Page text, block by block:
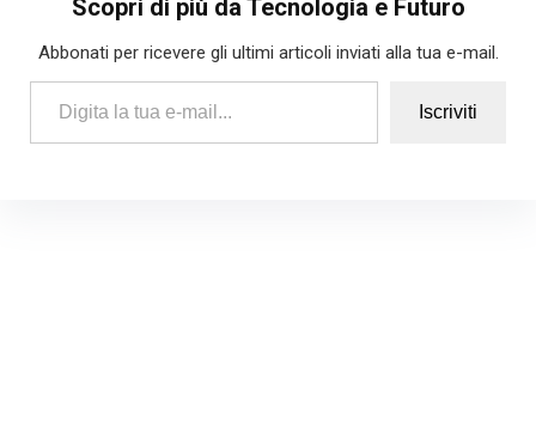
Scopri di più da Tecnologia e Futuro
Abbonati per ricevere gli ultimi articoli inviati alla tua e-mail.
Digita la tua e-mail...
Iscriviti